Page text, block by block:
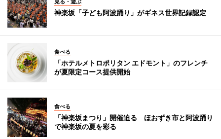
神楽坂「子ども阿波踊り」がギネス世界記録認定
食べる
「ホテルメトロポリタン エドモント」のフレンチ
が夏限定コース提供開始
食べる
「神楽坂まつり」開催迫る ほおずき市と阿波踊り
で神楽坂の夏を彩る